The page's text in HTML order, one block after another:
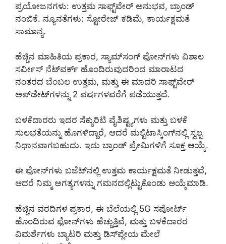
ಪ್ರಯೋಜನಗಳು: ಉತ್ತಮ ಸಾಫ್ಟ್‌ವೇರ್ ಅನುಭವ, ಬ್ರಾಂಡ್
ನಂಬಿಕೆ. ನ್ಯೂನತೆಗಳು: ಸ್ಟೋರೇಜ್ ಕಡಿಮೆ, ಕಾರ್ಯಕ್ಷಮತೆ
ಸಾಮಾನ್ಯ.
ಹೆಚ್ಚಿನ ಮಾಹಿತಿಯ ಪ್ರಕಾರ, ಸ್ಯಾಮ್‌ಸಂಗ್ ಫೋನ್‌ಗಳು ವಿಶಾಲ
ಸರ್ವೀಸ್ ನೆಟ್‌ವರ್ಕ್ ಹೊಂದಿರುವುದರಿಂದ ಮಾರಾಟದ
ನಂತರದ ಬೆಂಬಲ ಉತ್ತಮ, ಮತ್ತು ಈ ಮಾದರಿ ಸಾಫ್ಟ್‌ವೇರ್
ಅಪ್‌ಡೇಟ್‌ಗಳನ್ನು 2 ವರ್ಷಗಳವರೆಗೆ ಪಡೆಯುತ್ತದೆ.
ಬಳಕೆದಾರರು ಇದರ ಸೆಕ್ಯುರಿಟಿ ವೈಶಿಷ್ಟ್ಯಗಳು ಮತ್ತು ಬಳಕೆ
ಸುಲಭತೆಯನ್ನು ಹೊಗಳಿದ್ದಾರೆ, ಆದರೆ ಮಲ್ಟಿಟಾಸ್ಕಿಂಗ್‌ನಲ್ಲಿ ಸ್ವಲ್ಪ
ನಿಧಾನವಾಗಬಹುದು. ಇದು ಬ್ರಾಂಡ್ ಪ್ರೇಮಿಗಳಿಗೆ ಸೂಕ್ತ ಆಯ್ಕೆ.
ಈ ಫೋನ್‌ಗಳು ಬಜೆಟ್‌ನಲ್ಲಿ ಉತ್ತಮ ಕಾರ್ಯಕ್ಷಮತೆ ನೀಡುತ್ತವೆ,
ಆದರೆ ನಿಮ್ಮ ಅಗತ್ಯಗಳನ್ನು ಗಮನದಲ್ಲಿಟ್ಟುಕೊಂಡು ಆಯ್ಕೆಮಾಡಿ.
ಹೆಚ್ಚಿನ ವರದಿಗಳ ಪ್ರಕಾರ, ಈ ಬೆಲೆಯಲ್ಲಿ 5G ಸಪೋರ್ಟ್
ಹೊಂದಿರುವ ಫೋನ್‌ಗಳು ಹೆಚ್ಚುತ್ತಿವೆ, ಮತ್ತು ಬಳಕೆದಾರರ
ವಿಮರ್ಶೆಗಳು ಬ್ಯಾಟರಿ ಮತ್ತು ಡಿಸ್‌ಪ್ಲೇಯ ಮೇಲೆ